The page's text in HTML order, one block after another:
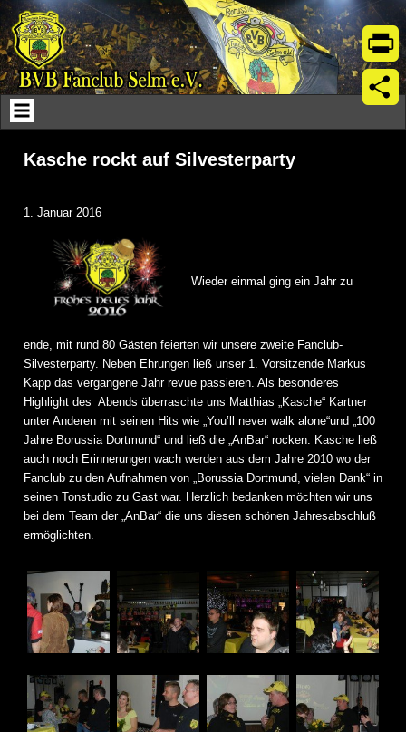
Skip
to
content
Kasche rockt auf Silvesterparty
1. Januar 2016
Wieder einmal ging ein Jahr zu
ende, mit rund 80 Gästen feierten wir unsere zweite Fanclub-
Silvesterparty. Neben Ehrungen ließ unser 1. Vorsitzende Markus
Kapp das vergangene Jahr revue passieren. Als besonderes
Highlight des Abends überraschte uns Matthias „Kasche“ Kartner
unter Anderen mit seinen Hits wie „ You’ll never walk alone“und „100
Jahre Borussia Dortmund“ und ließ die „AnBar“ rocken. Kasche ließ
auch noch Erinnerungen wach werden aus dem Jahre 2010 wo der
Fanclub zu den Aufnahmen von „Borussia Dortmund, vielen Dank“ in
seinen Tonstudio zu Gast war. Herzlich bedanken möchten wir uns
bei dem Team der „AnBar“ die uns diesen schönen Jahresabschluß
ermöglichten.
Print